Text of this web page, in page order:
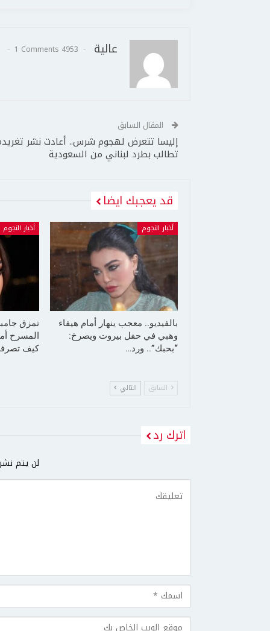
عالية 4953 Posts
1 Comments
المقال السابق
إليسا تتعرض لهجوم شرس.. أعادت نشر
تطالب بطرد لبناني من السعودية
قد يعجبك ايضا
أخبار النجوم
بالفيديو.. معجب ينهار أمام هيفاء
وهبي في حفل بيروت ويصرخ:
“بحبك”.. ورد…
أخبار النجوم
تمزق
المسرح
كيف
السابق التالي
اترك رد
لن يتم